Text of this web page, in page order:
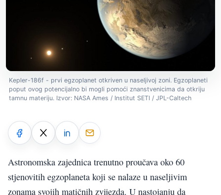
Kepler-186f - prvi egzoplanet otkriven u naseljivoj zoni. Egzoplaneti
poput ovog potencijalno bi mogli pomoći znanstvenicima da otkriju
tamnu materiju. Izvor: NASA Ames / Institut SETI / JPL-Caltech
Astronomska zajednica trenutno proučava oko 60
stjenovitih egzoplaneta koji se nalaze u naseljivim
zonama svojih matičnih zvijezda. U nastojanju da